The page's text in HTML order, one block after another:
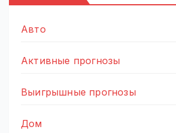
Авто
Активные прогнозы
Выигрышные прогнозы
Дом